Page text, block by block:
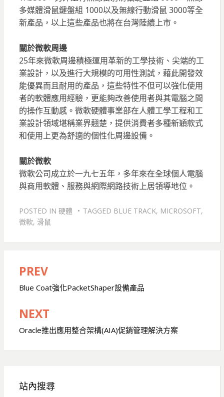
多媒體滑鼠鍵盤組 1000以及無線行動滑鼠 3000等全
新產品，以上這些產品也將在台灣陸續上市。
關於微軟周邊
25年來微軟周邊積極運用革新的工學技術、尖端的工
業設計，以及進行大規模的可用性測試，藉此開發效
能優異而且耐用的產品，這些特性不但可以強化使用
者的軟體應用經驗，更能夠改善使用者與其電腦之間
的操作互動感。微軟硬體事業部在人體工學工程和工
業設計領域堪稱業界翹楚，提供消費者多種新穎款式
和使用上更為舒適的個性化周邊設備。
關於微軟
微軟公司成立於一九七五年，多年來在全球個人電腦
與商用軟體、服務與網際網路技術上居領導地位。
POSTED IN 硬體 TAGGED BLUE TRACK, MICROSOFT,
微軟, 滑鼠
文
章
導
覽
PREV
Blue Coat強化PacketShaper設備產品
NEXT
Oracle推出應用整合架構(AIA)促銷管理解決方案
站內搜尋